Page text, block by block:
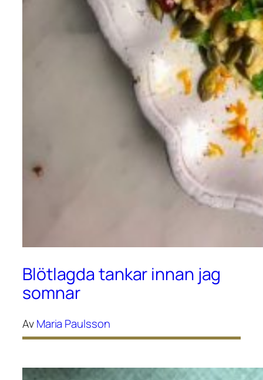
Blötlagda tankar innan jag
somnar
AvMaria Paulsson